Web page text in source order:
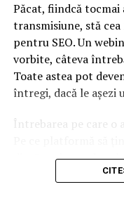
ARTICOLE PE ACEIASI
Concurență mare la
Primele roșii
NU RATATI
CEC Bank a obținut
de la începutul crizei
Păcat, fiindcă tocmai
transmisiune, stă
pentru SEO. Un
vorbite, câteva
Toate astea pot
întregi, dacă le așezi
Întrebarea pe care o
din Google, nu doar
scurt e că platforma